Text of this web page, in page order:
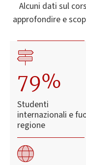
Alcuni dati sul
approfondire e
79%
Studenti
internazionali e
regione